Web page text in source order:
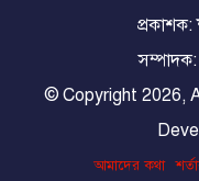
প্রকাশক:
© Copyright 2026,
আমাদের কথা